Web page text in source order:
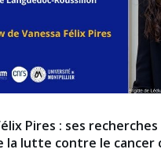
Pires : ses
la lutte contre le cancer